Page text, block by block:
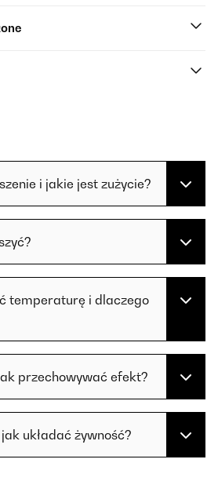
i jakie jest zużycie?
temperaturę i dlaczego
przechowywać efekt?
układać żywność?